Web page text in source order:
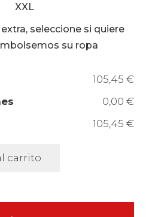
XXL
seleccione si quiere
su ropa
105,45 €
0,00 €
105,45 €
carrito